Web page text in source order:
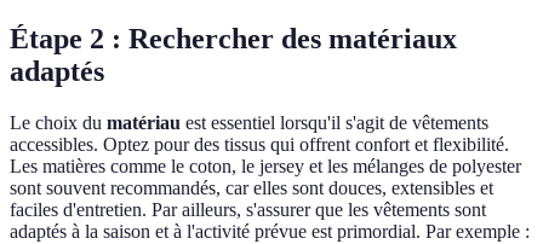
Étape 2 : Rechercher des matériaux
adaptés
Le choix du matériau est essentiel lorsqu'il s'agit de vêtements
accessibles. Optez pour des tissus qui offrent confort et flexibilité.
Les matières comme le coton, le jersey et les mélanges de polyester
sont souvent recommandés, car elles sont douces, extensibles et
faciles d'entretien. Par ailleurs, s'assurer que les vêtements sont
adaptés à la saison et à l'activité prévue est primordial. Par exemple :